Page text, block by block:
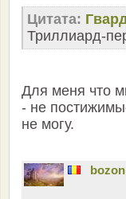
Цитата:
Триллиард-
Для меня что
- не
не могу.